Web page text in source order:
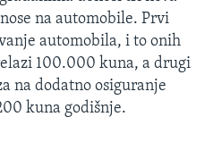
na automobile. Prvi
automobila, i to onih
100.000 kuna, a drugi
na dodatno osiguranje
kuna godišnje.